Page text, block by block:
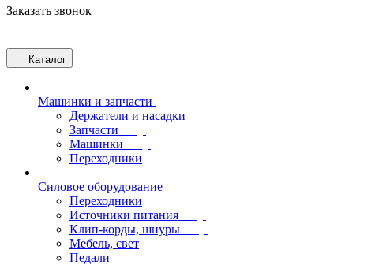
Заказать звонок
Каталог
Машинки и запчасти
Держатели и насадки
Запчасти
Машинки
Переходники
Силовое оборудование
Переходники
Источники питания
Клип-корды, шнуры
Мебель, свет
Педали